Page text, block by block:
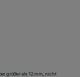
größer als 12 mm, nicht